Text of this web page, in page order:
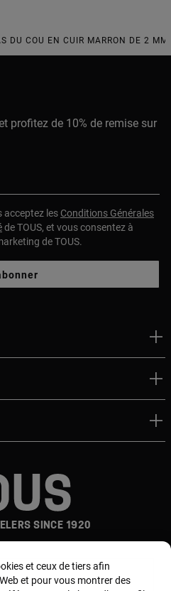
OR
DU COU EN CUIR MARRON DE 2
profitez de 10% de remise sur
acceptez les Conditions Générales
de TOUS, et vous consentez à
de TOUS.
SINCE 1920
et ceux de tiers afin
et pour vous montrer des